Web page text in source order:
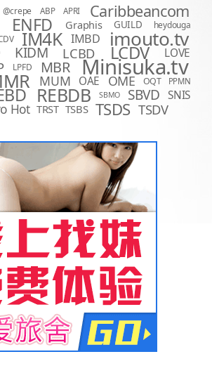
@crepe ABP APRI Caribbeancom
ENFD Graphis GUILD heydouga
IM4K IMBD imouto.tv
KIDM LCBD LCDV LOVE
LPFD MBR Minisuka.tv
MUM OAE OME OQT
PPMN
REBDB SBMO SBVD SNIS
Hot TRST TSBS TSDS TSDV